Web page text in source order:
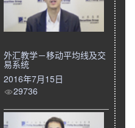
外汇教学－移动平均线及交
易系统
2016年7月15日
29736